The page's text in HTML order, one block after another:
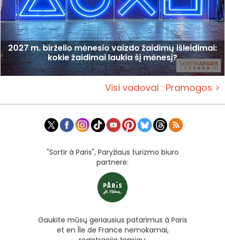
2027 m. birželio mėnesio vaizdo žaidimų išleidimai:
kokie žaidimai laukia šį mėnesį?
Visi vadovai : Pramogos >
"Sortir à Paris", Paryžiaus turizmo biuro
partnerė:
Gaukite mūsų geriausius patarimus à Paris
et en Île de France nemokamai,